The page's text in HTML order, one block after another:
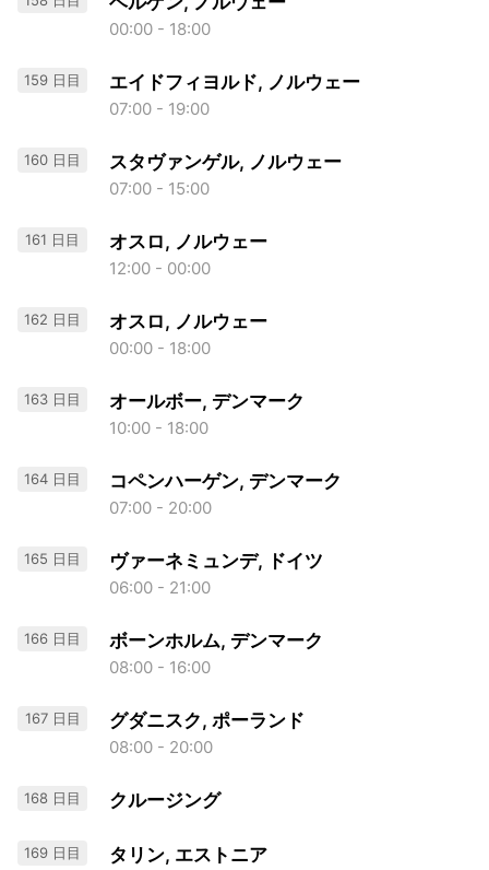
00:00 - 18:00
159 日目 エイドフィヨルド, ノルウェー
07:00 - 19:00
160 日目 スタヴァンゲル, ノルウェー
07:00 - 15:00
161 日目 オスロ, ノルウェー
12:00 - 00:00
162 日目 オスロ, ノルウェー
00:00 - 18:00
163 日目 オールボー, デンマーク
10:00 - 18:00
164 日目 コペンハーゲン, デンマーク
07:00 - 20:00
165 日目 ヴァーネミュンデ, ドイツ
06:00 - 21:00
166 日目 ボーンホルム, デンマーク
08:00 - 16:00
167 日目 グダニスク, ポーランド
08:00 - 20:00
168 日目 クルージング
169 日目 タリン, エストニア